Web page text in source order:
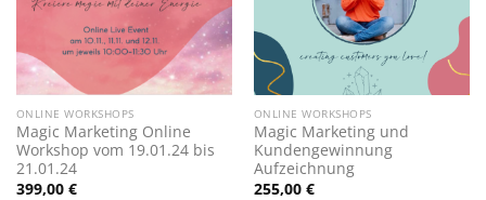
ONLINE WORKSHOPS
Magic Marketing Online
Workshop vom 19.01.24 bis
21.01.24
399,00 €
ONLINE WORKSHOPS
Magic Marketing und
Kundengewinnung
Aufzeichnung
255,00 €